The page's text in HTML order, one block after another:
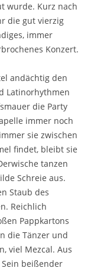
wurde. Kurz nach
die gut vierzig
immer
Konzert.
andächtig den
Latinorhythmen
die Party
immer noch
sie zwischen
findet, bleibt sie
tanzen
Schreie aus.
Staub des
Reichlich
Pappkartons
die Tänzer und
viel Mezcal. Aus
beißender